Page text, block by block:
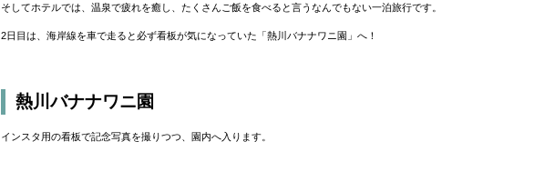
そしてホテルでは、温泉で疲れを癒し、たくさんご飯を食べると言うなんでもない一泊旅行です。
2日目は、海岸線を車で走ると必ず看板が気になっていた「熱川バナナワニ園」へ！
熱川バナナワニ園
インスタ用の看板で記念写真を撮りつつ、園内へ入ります。